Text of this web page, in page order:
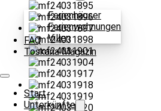
Ferienhäuser
Ferienwohnungen
Villen
FAQ
Toskana Magazin
Start
Unterkünfte